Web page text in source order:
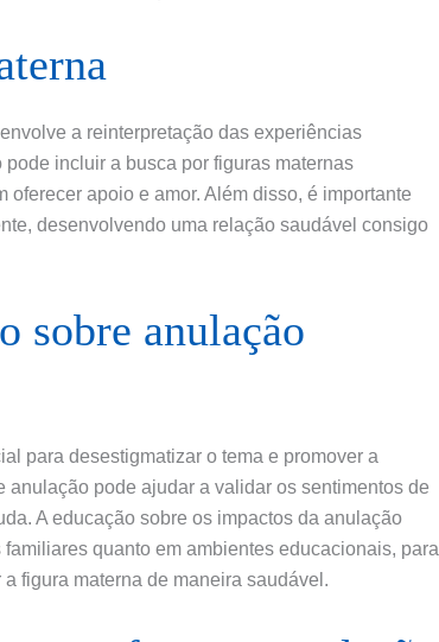
a reinterpretação das experiências
incluir a busca por figuras maternas
apoio e amor. Além disso, é importante
desenvolvendo uma relação saudável consigo
sobre anulação
para desestigmatizar o tema e promover a
pode ajudar a validar os sentimentos de
A educação sobre os impactos da anulação
quanto em ambientes educacionais, para
figura materna de maneira saudável.